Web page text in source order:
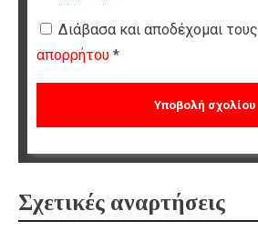
Διάβασα και αποδέχομαι τους
απορρήτου *
Σχετικές αναρτήσεις